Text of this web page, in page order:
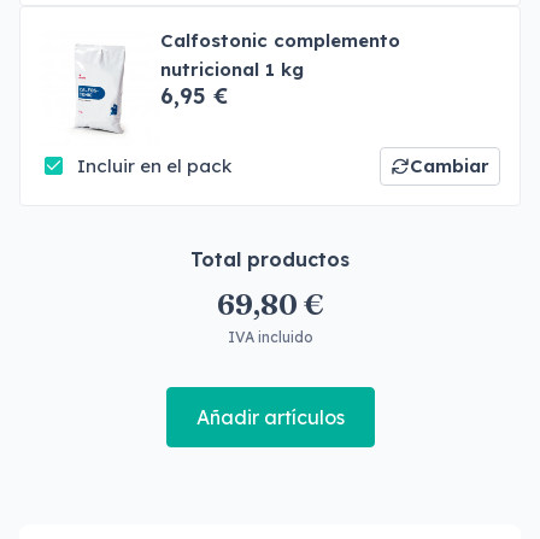
Calfostonic complemento
nutricional 1 kg
6,95 €
Incluir en el pack Cambiar
Total productos
69,80 €
IVA incluido
Añadir artículos